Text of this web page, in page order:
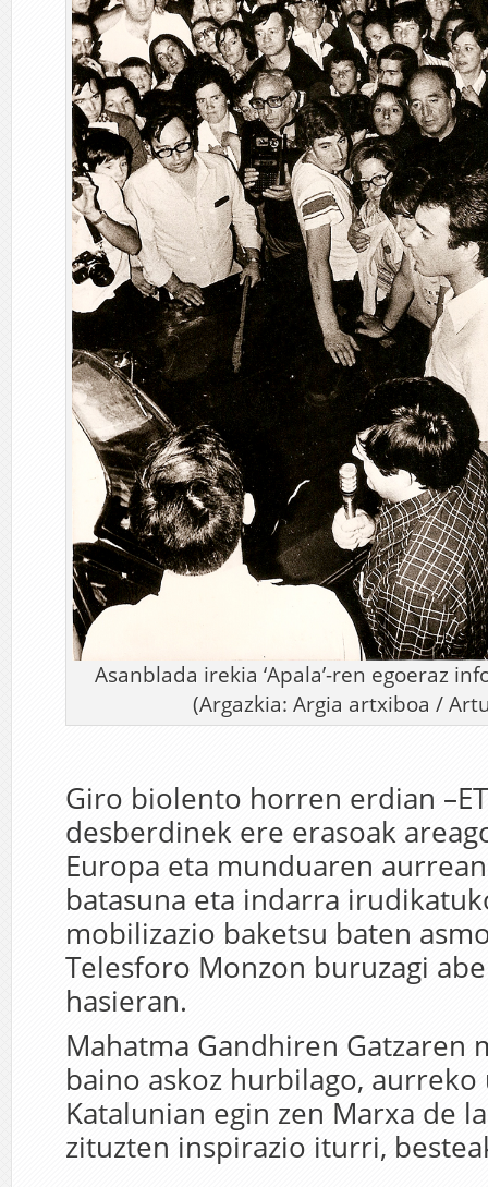
Asanblada irekia ‘Apala’-ren egoeraz
(Argazkia: Argia artxiboa /
Giro biolento horren erdian
desberdinek ere erasoak
Europa eta munduaren
batasuna eta indarra
mobilizazio baketsu baten
Telesforo Monzon buruzagi
hasieran.
Mahatma Gandhiren Gatzaren
baino askoz hurbilago,
Katalunian egin zen Marxa de
zituzten inspirazio iturri,